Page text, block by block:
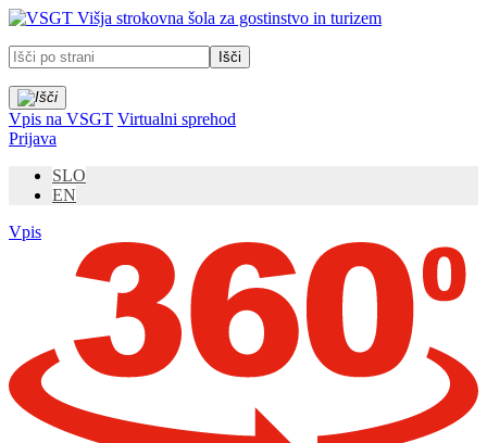
Prosimo,
upoštevajte:
To
spletno
mesto
vključuje
sistem
dostopnosti.
Višja strokovna šola za gostinstvo in turizem
Vpis na VSGT Virtualni sprehod
Prijava
SLO
EN
Vpis